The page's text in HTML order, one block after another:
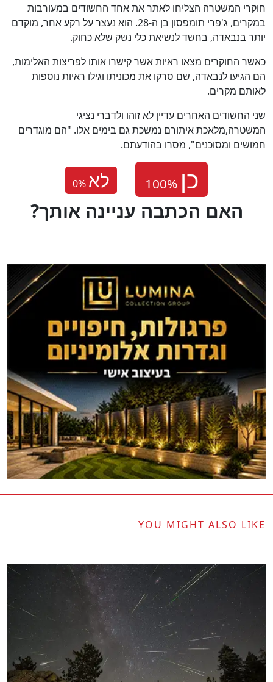
חוקרי המשטרה הצליחו לאתר את אחד החשודים במעורבות
במקרים, ג'פרי תומפסון בן ה-28. הוא נעצר על רקע אחר, מוקדם
יותר בנבאדה, בחשד לנשיאת כלי נשק שלא כחוק.
כאשר החוקרים מצאו ראיות אשר קישרו אותו לפריצות האלימות,
הם הגיעו לנבאדה, שם סרקו את מכוניתו וגילו ראיות נוספות
לאותם מקרים.
שני החשודים האחרים עדיין לא זוהו ולדברי נציגי
המשטרה,מלאכת איתורם נמשכת גם בימים אלו. "הם מוגדרים
חמושים ומסוכנים", מסרו בהודעתם.
0% לא
?האם הכתבה עניינה אותך
YOU MIGHT ALSO LIKE